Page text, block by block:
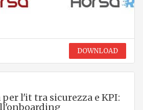
DOWNLOAD
l'it tra sicurezza e KPI: